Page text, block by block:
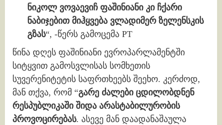
ნიკოლ ვოვაევიჩ ფაშინიანი კი ჩქარი
ნაბიჯებით მიჰყვება ვლადიმერ ზელენსკის
გზას“, -წერს გამოცემა РТ
წინა დღეს ფაშინიანი ევროპარლამენტში
სიტყვით გამოსვლისას სომხეთის
სუვერენიტეტის საფრთხეებს შეეხო. კერძოდ,
მან თქვა, რომ “გარე ძალები ცდილობდნენ
რესპუბლიკაში შიდა არასტაბილურობის
პროვოცირებას. ასევე მან დაადანაშაულა